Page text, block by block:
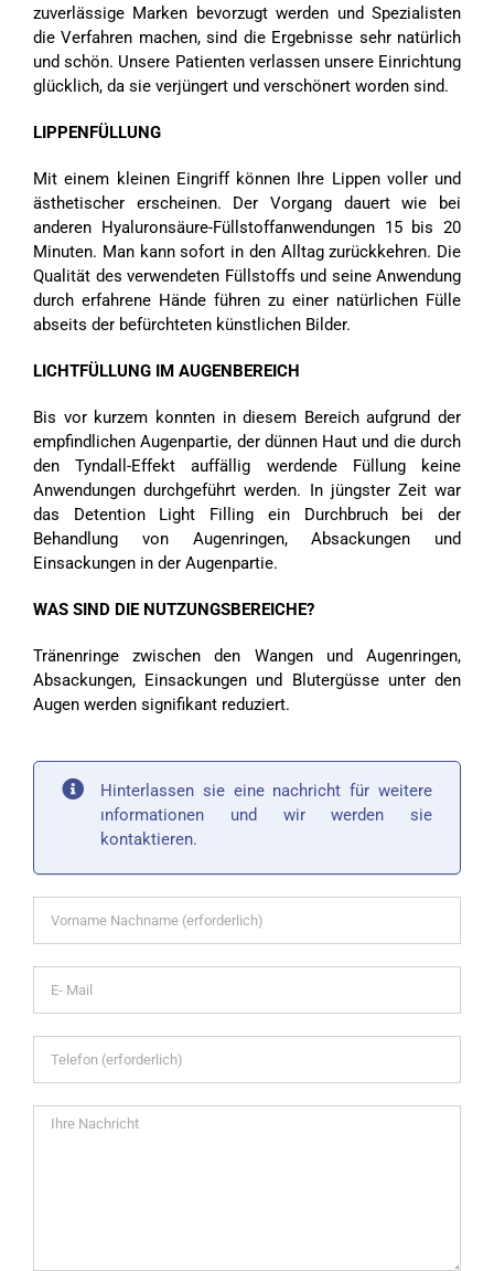
zuverlässige Marken bevorzugt werden und Spezialisten
die Verfahren machen, sind die Ergebnisse sehr natürlich
und schön. Unsere Patienten verlassen unsere Einrichtung
glücklich, da sie verjüngert und verschönert worden sind.
LIPPENFÜLLUNG
Mit einem kleinen Eingriff können Ihre Lippen voller und
ästhetischer erscheinen. Der Vorgang dauert wie bei
anderen Hyaluronsäure-Füllstoffanwendungen 15 bis 20
Minuten. Man kann sofort in den Alltag zurückkehren. Die
Qualität des verwendeten Füllstoffs und seine Anwendung
durch erfahrene Hände führen zu einer natürlichen Fülle
abseits der befürchteten künstlichen Bilder.
LICHTFÜLLUNG IM AUGENBEREICH
Bis vor kurzem konnten in diesem Bereich aufgrund der
empfindlichen Augenpartie, der dünnen Haut und die durch
den Tyndall-Effekt auffällig werdende Füllung keine
Anwendungen durchgeführt werden. In jüngster Zeit war
das Detention Light Filling ein Durchbruch bei der
Behandlung von Augenringen, Absackungen und
Einsackungen in der Augenpartie.
WAS SIND DIE NUTZUNGSBEREICHE?
Tränenringe zwischen den Wangen und Augenringen,
Absackungen, Einsackungen und Blutergüsse unter den
Augen werden signifikant reduziert.
Hinterlassen sie eine nachricht für weitere
ınformationen und wir werden sie
kontaktieren.